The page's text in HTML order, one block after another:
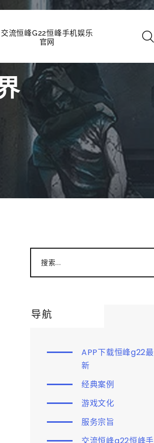
交流恒峰G22恒峰手机娱乐
官网
搜索...
导航
APP下载恒峰g22最
新
经典案例
游戏文化
服务宗旨
交流恒峰g22恒峰手